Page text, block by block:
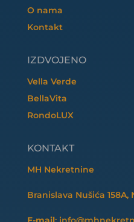
O nama
Kontakt
IZDVOJENO
Vella Verde
BellaVita
RondoLUX
KONTAKT
MH Nekretnine
Branislava Nušića 158A,